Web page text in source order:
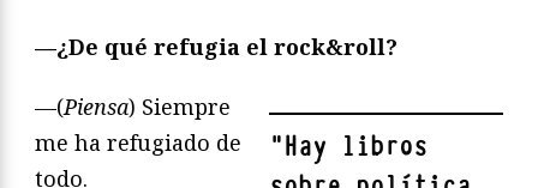
—¿De qué refugia el rock&roll?
"Hay libros
—(Piensa) Siempre
me ha refugiado de
todo.